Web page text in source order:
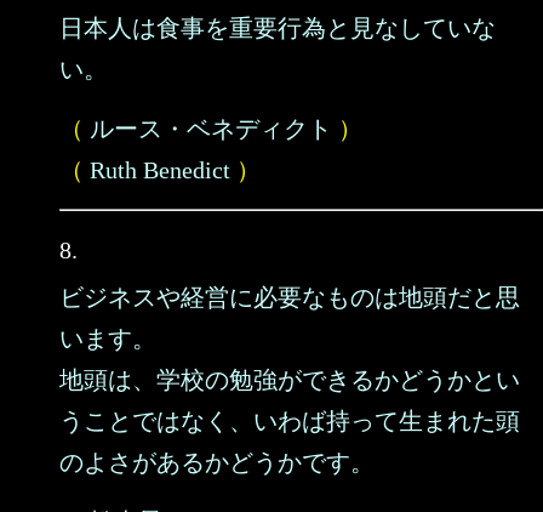
日本人は食事を重要行為と見なしていな
い。
（ ルース・ベネディクト ）
（ Ruth Benedict ）
8.
ビジネスや経営に必要なものは地頭だと思
います。
地頭は、学校の勉強ができるかどうかとい
うことではなく、いわば持って生まれた頭
のよさがあるかどうかです。